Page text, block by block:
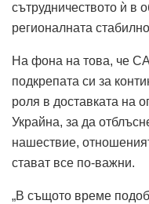
сътрудничеството ѝ в
регионалната
На фона на това, че
подкрепата си за
роля в доставката на
Украйна, за да
нашествие,
стават все по-важни.
„В същото време